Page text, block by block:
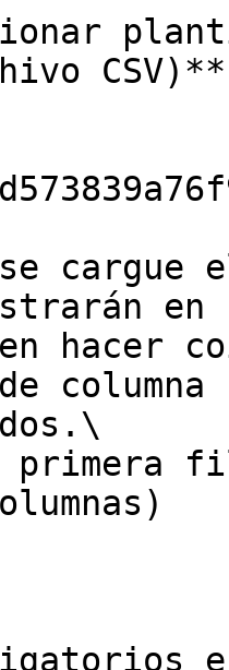
CSV)**
se
hacer
de